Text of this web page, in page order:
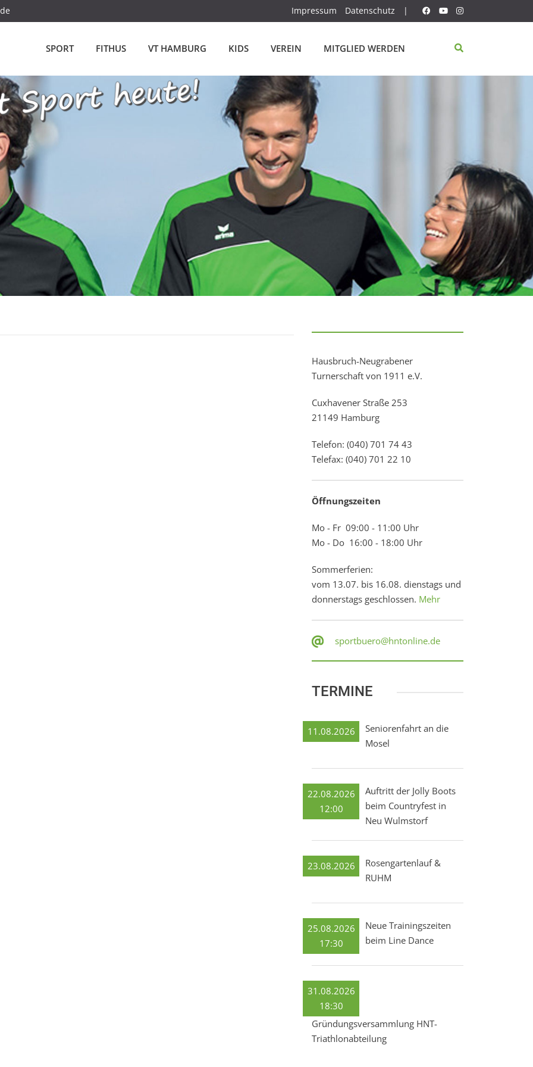
Impressum Datenschutz |
SPORT FITHUS VT HAMBURG KIDS VEREIN MITGLIED WERDEN
Hausbruch-Neugrabener
Turnerschaft von 1911 e.V.
Cuxhavener Straße 253
21149 Hamburg
Telefon: (040) 701 74 43
Telefax: (040) 701 22 10
Öffnungszeiten
Mo - Fr 09:00 - 11:00 Uhr
Mo - Do 16:00 - 18:00 Uhr
Sommerferien:
vom 13.07. bis 16.08. dienstags und
donnerstags geschlossen. Mehr
sportbuero@hntonline.de
TERMINE
11.08.2026
Seniorenfahrt an die
Mosel
22.08.2026
12:00
Auftritt der Jolly Boots
beim Countryfest in
Neu Wulmstorf
23.08.2026
Rosengartenlauf &
RUHM
25.08.2026
17:30
Neue Trainingszeiten
beim Line Dance
31.08.2026
18:30
Gründungsversammlung HNT-
Triathlonabteilung